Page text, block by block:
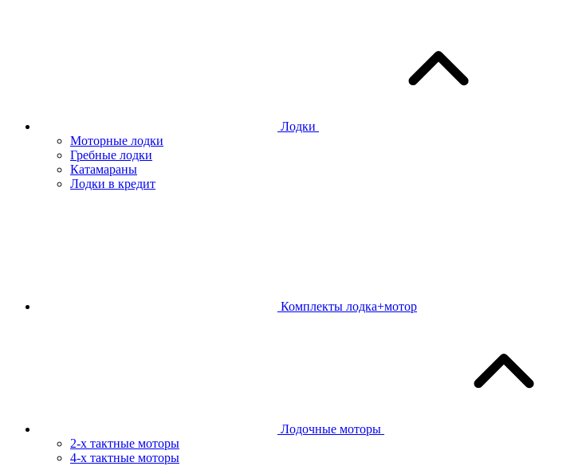
Лодки
Моторные лодки
Гребные лодки
Катамараны
Лодки в кредит
Комплекты лодка+мотор
Лодочные моторы
2-х тактные моторы
4-х тактные моторы